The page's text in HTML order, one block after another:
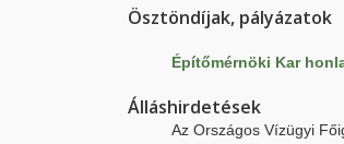
Ösztöndíjak, pályázatok
Építőmérnöki Kar
Álláshirdetések
Az Országos Vízügyi